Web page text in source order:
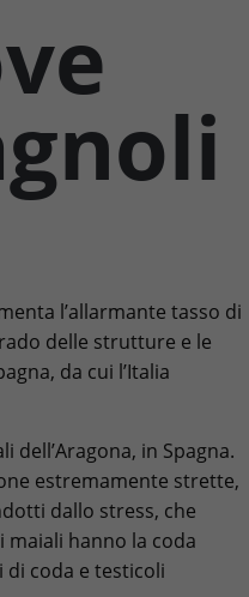
l’allarmante tasso di
delle strutture e le
da cui l’Italia
dell’Aragona, in Spagna.
estremamente strette,
dallo stress, che
hanno la coda
coda e testicoli